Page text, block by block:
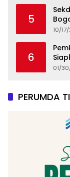
5
10/
6
01/
PERUMDA